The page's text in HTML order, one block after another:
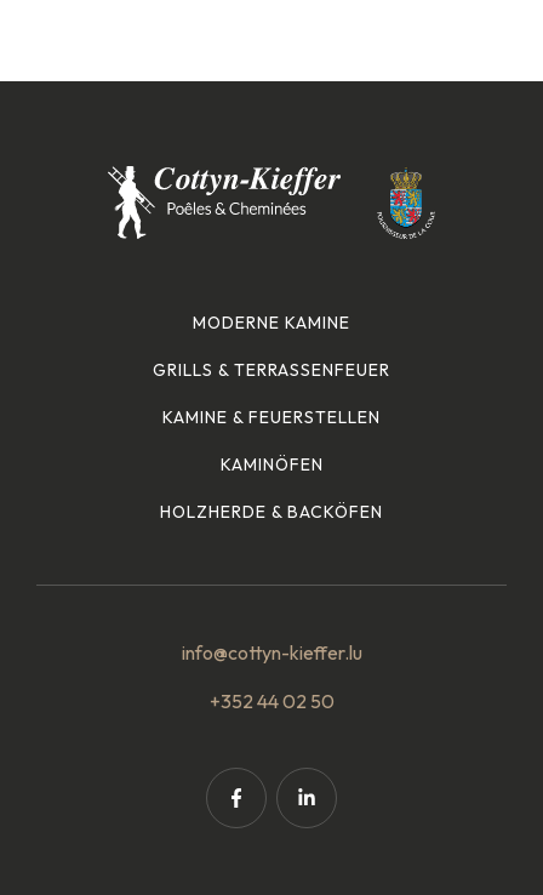
MODERNE KAMINE
GRILLS & TERRASSENFEUER
KAMINE & FEUERSTELLEN
KAMINÖFEN
HOLZHERDE & BACKÖFEN
info@cottyn-kieffer.lu
+352 44 02 50